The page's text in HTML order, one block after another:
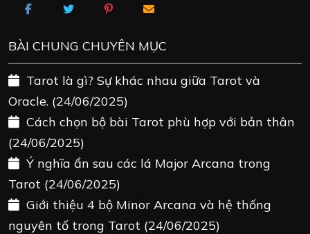
BÀI CHUNG CHUYÊN MỤC
Tarot là gì? Sự khác nhau giữa Tarot và
Oracle. (24/06/2025)
Cách chọn bộ bài Tarot phù hợp với bản thân
(24/06/2025)
Ý nghĩa ẩn sau các lá Major Arcana trong
Tarot (24/06/2025)
Giới thiệu 4 bộ Minor Arcana và hệ thống
nguyên tố trong Tarot (24/06/2025)